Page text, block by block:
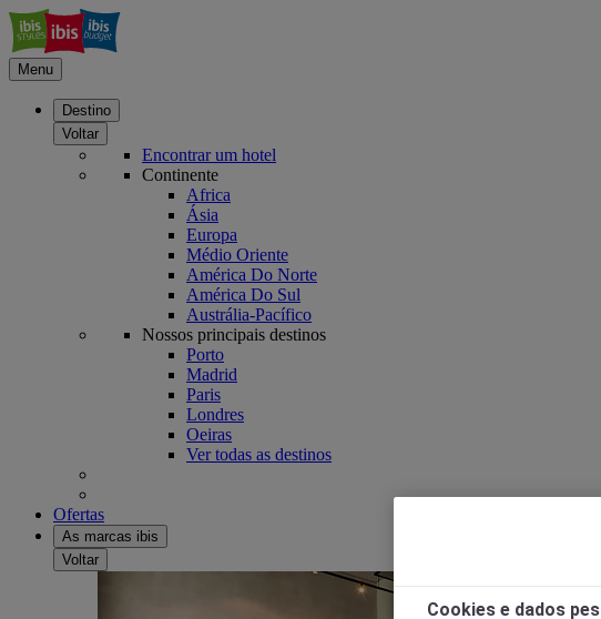
Menu
Destino
Voltar
Encontrar um hotel
Continente
Africa
Ásia
Europa
Médio Oriente
América Do Norte
América Do Sul
Austrália-Pacífico
Nossos principais destinos
Porto
Madrid
Paris
Londres
Oeiras
Ver todas as destinos
Ofertas
As marcas ibis
Voltar
Cookies e dados